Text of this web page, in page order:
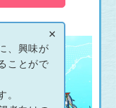
×
、興味が
ことがで
。